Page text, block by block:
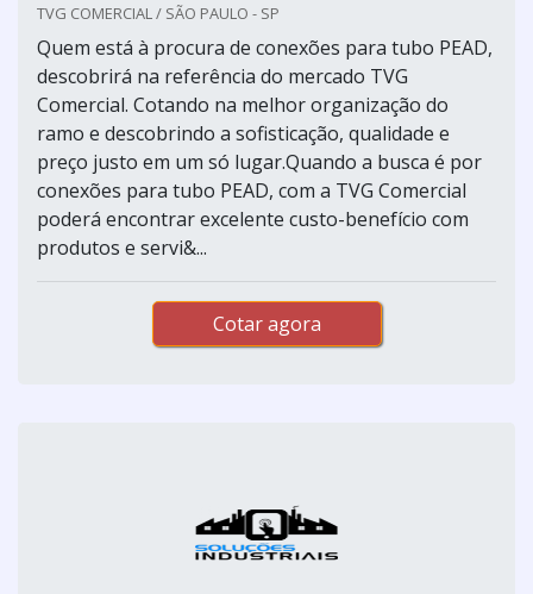
TVG COMERCIAL / SÃO PAULO - SP
Quem está à procura de conexões para tubo PEAD,
descobrirá na referência do mercado TVG
Comercial. Cotando na melhor organização do
ramo e descobrindo a sofisticação, qualidade e
preço justo em um só lugar.Quando a busca é por
conexões para tubo PEAD, com a TVG Comercial
poderá encontrar excelente custo-benefício com
produtos e servi&...
Cotar agora